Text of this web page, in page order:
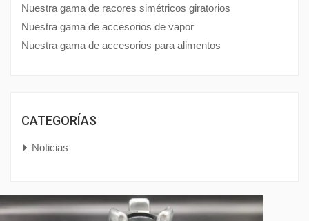
Nuestra gama de racores simétricos giratorios
Nuestra gama de accesorios de vapor
Nuestra gama de accesorios para alimentos
CATEGORÍAS
Noticias